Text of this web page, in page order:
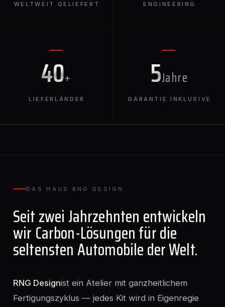
WELTWEIT GELIEFERT
ENGINEERING
40+
LIEFERLÄNDER
5Jahre
GARANTIE INKLUSIVE
DAS HAUS RNG DESIGN
Seit zwei Jahrzehnten entwickeln
wir Carbon-Lösungen für die
seltensten Automobile der Welt.
RNG Designist ein Atelier mit ganzheitlichem
Fertigungszyklus — jedes Kit wird in Eigenregie